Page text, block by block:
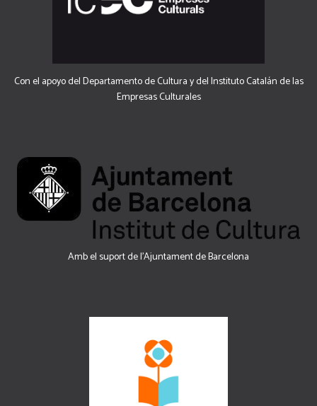
Con el apoyo del Departamento de Cultura y del Instituto Catalán de las
Empresas Culturales
Amb el suport de l’Ajuntament de Barcelona